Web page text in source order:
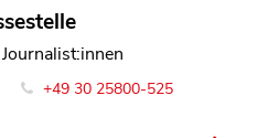
+49 30 25800-525
Moormann
und Pflege
+49 30 25800-0